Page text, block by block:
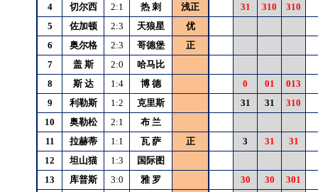
4
切尔西 2:1 热 刺 浅正 31 310
310
5
佐加顿 2:3 天狼星
优
6
奥尔格 2:3 哥德堡
正
7
盖 斯 2:0
哈马比
8
斯达 1:4 博 德 0 01
013
9
利勒斯 1:2 克里斯 31 31
310
10
奥勒松 2:1 布 兰
11
拉赫蒂 1:1 瓦萨 正 3 31
31
12
坦山猫 1:3
国际图
13
库普斯 3:0 雅 罗 30 30
301